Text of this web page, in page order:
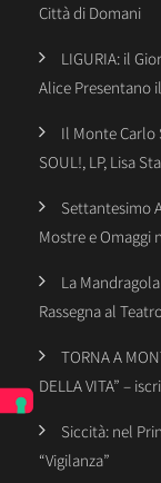
Città di Domani
LIGURIA: il
Alice Presentano
Il Monte Carlo
SOUL!, LP, Lisa
Settantesimo
Mostre e Omaggi
La
Rassegna al
TORNA A
DELLA VITA” –
Siccità: nel
“Vigilanza”